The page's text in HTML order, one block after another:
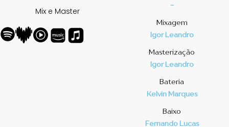
Mix e Master
-
Mixagem
Igor Leandro
Masterização
Igor Leandro
Bateria
Kelvin Marques
Baixo
Fernando Lucas